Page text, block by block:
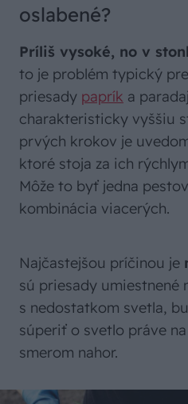
oslabené?
Príliš vysoké, no v
to je problém typický
priesady paprík a
charakteristicky vyššiu
prvých krokov je
ktoré stoja za ich
Môže to byť jedna
kombinácia viacerých.
Najčastejšou príčinou je
sú priesady umiestnené
s nedostatkom svetla,
súperiť o svetlo práve
smerom nahor.